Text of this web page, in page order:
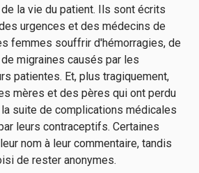
la vie du patient. Ils sont écrits
urgences et des médecins de
femmes souffrir d'hémorragies, de
migraines causés par les
patientes. Et, plus tragiquement,
mères et des pères qui ont perdu
suite de complications médicales
leurs contraceptifs. Certaines
nom à leur commentaire, tandis
de rester anonymes.